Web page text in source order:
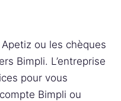
ou les chèques
Bimpli. L’entreprise
pour vous
Bimpli ou